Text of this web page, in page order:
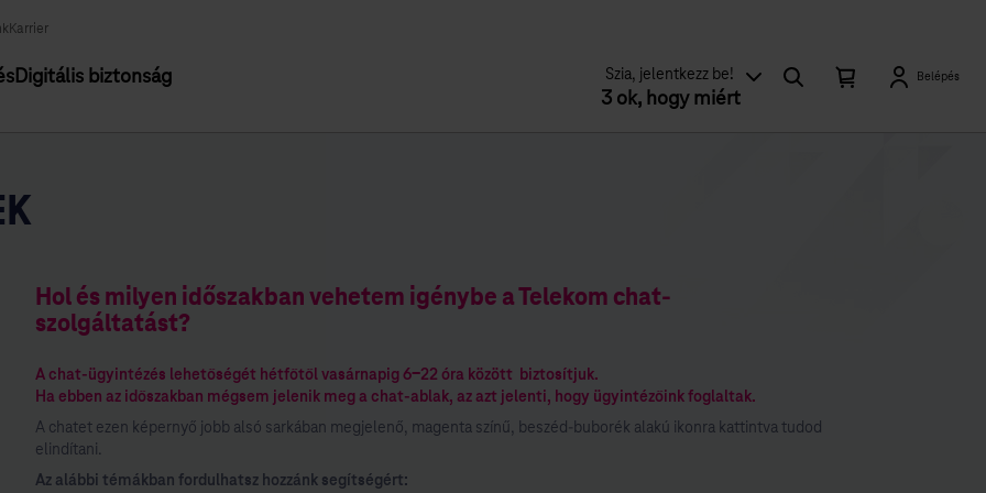
Karrier
Digitális biztonság Szia, jelentkezz be!
3 ok, hogy miért
KeresésKosárban
Kosár
Belépés
Hol és milyen időszakban vehetem igénybe a Telekom chat-
szolgáltatást?
A chat-ügyintézés lehetőségét hétfőtől vasárnapig 6-22 óra között biztosítjuk.
Ha ebben az időszakban mégsem jelenik meg a chat-ablak, az azt jelenti, hogy ügyintézőink foglaltak.
A chatet ezen képernyő jobb alsó sarkában megjelenő, magenta színű, beszéd-buborék alakú ikonra kattintva tudod
elindítani.
Az alábbi témákban fordulhatsz hozzánk segítségért: